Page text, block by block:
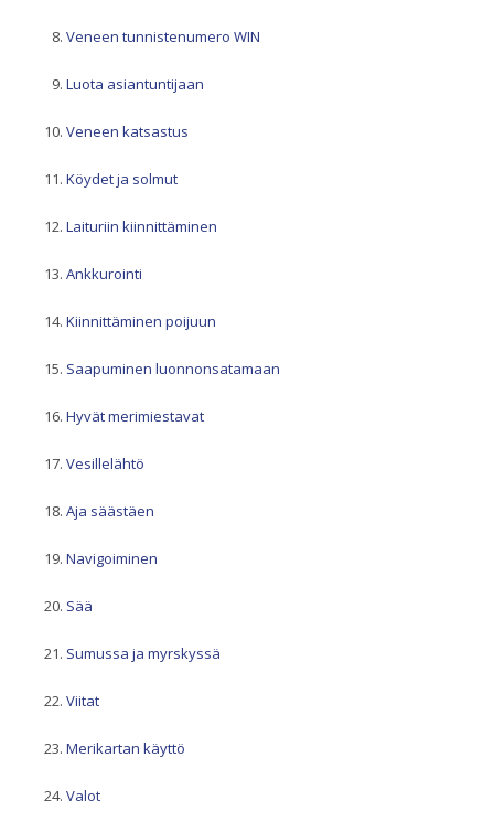
Veneen tunnistenumero WIN
Luota asiantuntijaan
Veneen katsastus
Köydet ja solmut
Laituriin kiinnittäminen
Ankkurointi
Kiinnittäminen poijuun
Saapuminen luonnonsatamaan
Hyvät merimiestavat
Vesillelähtö
Aja säästäen
Navigoiminen
Sää
Sumussa ja myrskyssä
Viitat
Merikartan käyttö
Valot